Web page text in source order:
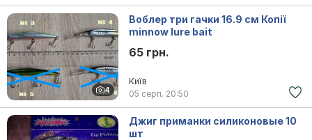
4
Воблер три гачки 16.9 см Копії
minnow lure bait
65 грн.
Київ
05 серп. 20:50
Джиг приманки силиконовые 10
шт